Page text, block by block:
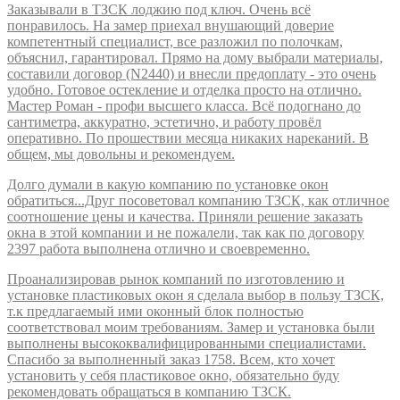
Заказывали в ТЗСК лоджию под ключ. Очень всё
понравилось. На замер приехал внушающий доверие
компетентный специалист, все разложил по полочкам,
объяснил, гарантировал. Прямо на дому выбрали материалы,
составили договор (N2440) и внесли предоплату - это очень
удобно. Готовое остекление и отделка просто на отлично.
Мастер Роман - профи высшего класса. Всё подогнано до
сантиметра, аккуратно, эстетично, и работу провёл
оперативно. По прошествии месяца никаких нареканий. В
общем, мы довольны и рекомендуем.
Долго думали в какую компанию по установке окон
обратиться...Друг посоветовал компанию ТЗСК, как отличное
соотношение цены и качества. Приняли решение заказать
окна в этой компании и не пожалели, так как по договору
2397 работа выполнена отлично и своевременно.
Проанализировав рынок компаний по изготовлению и
установке пластиковых окон я сделала выбор в пользу ТЗСК,
т.к предлагаемый ими оконный блок полностью
соответствовал моим требованиям. Замер и установка были
выполнены высококвалифицированными специалистами.
Спасибо за выполненный заказ 1758. Всем, кто хочет
установить у себя пластиковое окно, обязательно буду
рекомендовать обращаться в компанию ТЗСК.